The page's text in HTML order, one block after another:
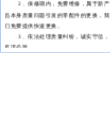
、依法处理质量纠纷，诚实守信，
有诺必践。
三、服务力量